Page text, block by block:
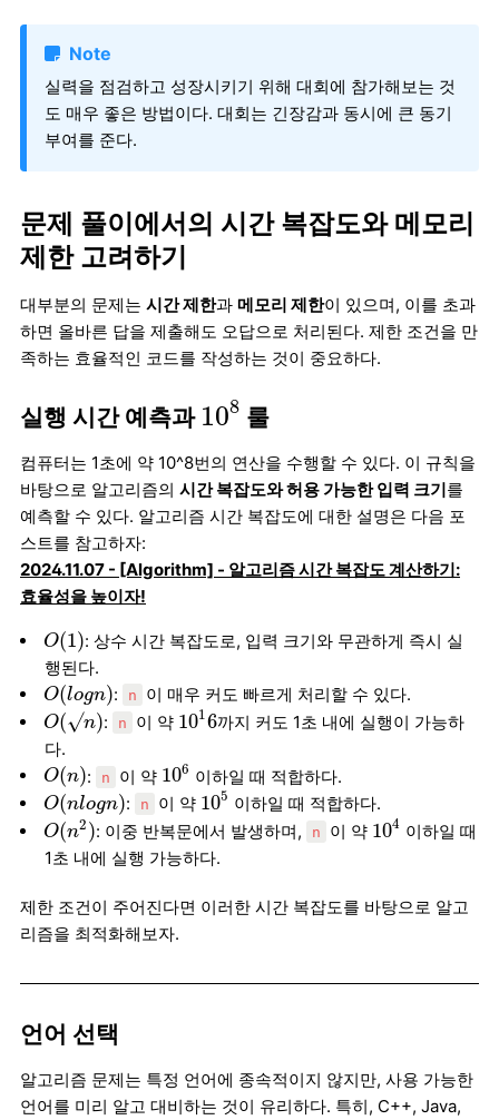
Note
실력을 점검하고 성장시키기 위해 대회에 참가해보는 것
도 매우 좋은 방법이다. 대회는 긴장감과 동시에 큰 동기
부여를 준다.
문제 풀이에서의 시간 복잡도와 메모리
제한 고려하기
대부분의 문제는 시간 제한과 메모리 제한이 있으며, 이를 초과
하면 올바른 답을 제출해도 오답으로 처리된다. 제한 조건을 만
족하는 효율적인 코드를 작성하는 것이 중요하다.
실행 시간 예측과 108
108
룰
컴퓨터는 1초에 약 10^8번의 연산을 수행할 수 있다. 이 규칙을
바탕으로 알고리즘의 시간 복잡도와 허용 가능한 입력 크기를
예측할 수 있다. 알고리즘 시간 복잡도에 대한 설명은 다음 포
스트를 참고하자:
2024.11.07 - [Algorithm] - 알고리즘 시간 복잡도 계산하기:
효율성을 높이자!
O(1)
O(1): 상수 시간 복잡도로, 입력 크기와 무관하게 즉시 실
행된다.
O(logn)
O(lo g n): n 이 매우 커도 빠르게 처리할 수 있다.
O(√n)
O( n ) : n 이 약 1016
1016
까지 커도 1초 내에 실행이 가능하
다.
O(n)
O( ): n 이 약 106
106
이하일 때 적합하다.
O(nlogn)
O( lo n): n 이 약 105
105
이하일 때 적합하다.
O(n2)
O( 2): 이중 반복문에서 발생하며, n 이 약 104
104
이하일 때
1초 내에 실행 가능하다.
제한 조건이 주어진다면 이러한 시간 복잡도를 바탕으로 알고
리즘을 최적화해보자.
언어 선택
알고리즘 문제는 특정 언어에 종속적이지 않지만, 사용 가능한
언어를 미리 알고 대비하는 것이 유리하다. 특히, C++, Java,